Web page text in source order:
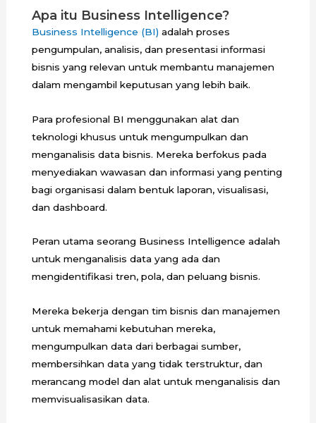
Apa itu Business Intelligence?
Business Intelligence (BI) adalah proses
pengumpulan, analisis, dan presentasi informasi
bisnis yang relevan untuk membantu manajemen
dalam mengambil keputusan yang lebih baik.
Para profesional BI menggunakan alat dan
teknologi khusus untuk mengumpulkan dan
menganalisis data bisnis. Mereka berfokus pada
menyediakan wawasan dan informasi yang penting
bagi organisasi dalam bentuk laporan, visualisasi,
dan dashboard.
Peran utama seorang Business Intelligence adalah
untuk menganalisis data yang ada dan
mengidentifikasi tren, pola, dan peluang bisnis.
Mereka bekerja dengan tim bisnis dan manajemen
untuk memahami kebutuhan mereka,
mengumpulkan data dari berbagai sumber,
membersihkan data yang tidak terstruktur, dan
merancang model dan alat untuk menganalisis dan
memvisualisasikan data.